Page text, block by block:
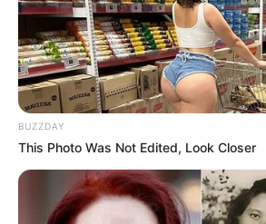
BUZZDAY
This Photo Was Not Edited, Look Closer